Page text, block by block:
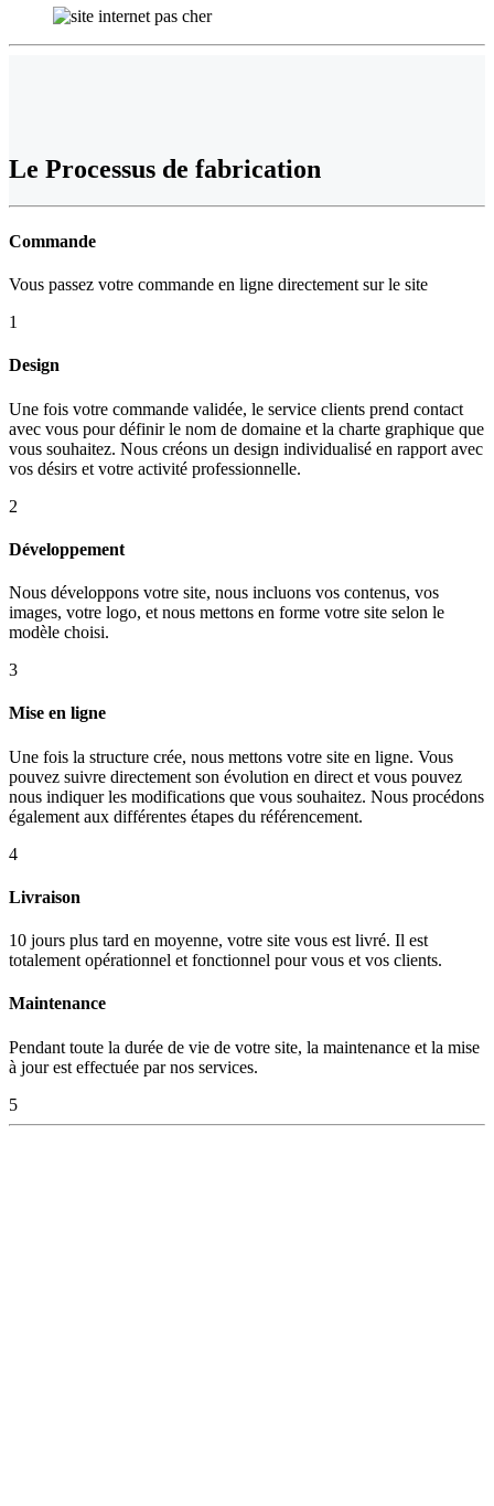
Le Processus de fabrication
Commande
Vous passez votre commande en ligne directement sur le site
1
Design
Une fois votre commande validée, le service clients prend contact
avec vous pour définir le nom de domaine et la charte graphique que
vous souhaitez. Nous créons un design individualisé en rapport avec
vos désirs et votre activité professionnelle.
2
Développement
Nous développons votre site, nous incluons vos contenus, vos
images, votre logo, et nous mettons en forme votre site selon le
modèle choisi.
3
Mise en ligne
Une fois la structure crée, nous mettons votre site en ligne. Vous
pouvez suivre directement son évolution en direct et vous pouvez
nous indiquer les modifications que vous souhaitez. Nous procédons
également aux différentes étapes du référencement.
4
Livraison
10 jours plus tard en moyenne, votre site vous est livré. Il est
totalement opérationnel et fonctionnel pour vous et vos clients.
Maintenance
Pendant toute la durée de vie de votre site, la maintenance et la mise
à jour est effectuée par nos services.
5